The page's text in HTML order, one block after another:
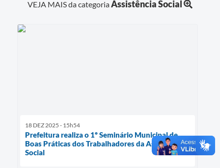
VEJA MAIS da categoriaAssistência Social
18 DEZ 2025 - 15h54
Prefeitura realiza o 1º Seminário Municipal de
Boas Práticas dos Trabalhadores da Assistência
Social